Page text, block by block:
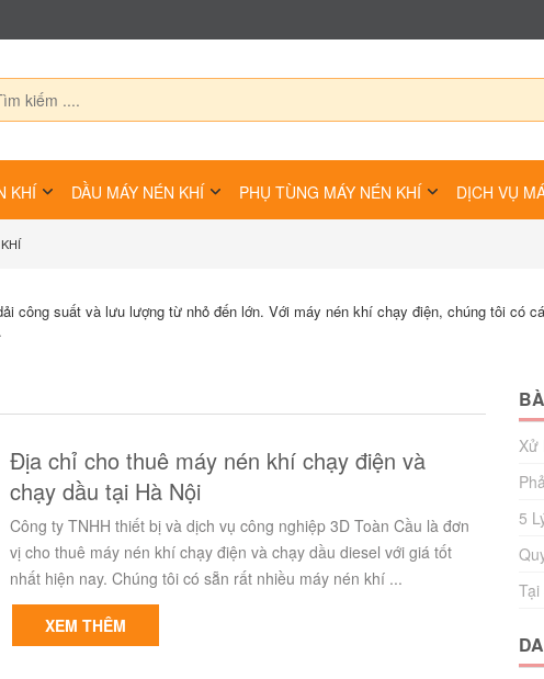
KHÍ DẦU MÁY NÉN KHÍ PHỤ TÙNG MÁY NÉN KHÍ DỊCH VỤ
công suất và lưu lượng từ nhỏ đến lớn. Với máy nén khí chạy điện, chúng tôi có
Địa chỉ cho thuê máy nén khí chạy điện và
chạy dầu tại Hà Nội
Công ty TNHH thiết bị và dịch vụ công nghiệp 3D Toàn Cầu là đơn
vị cho thuê máy nén khí chạy điện và chạy dầu diesel với giá tốt
nhất hiện nay. Chúng tôi có sẵn rất nhiều máy nén khí ...
XEM THÊM
Xử
5